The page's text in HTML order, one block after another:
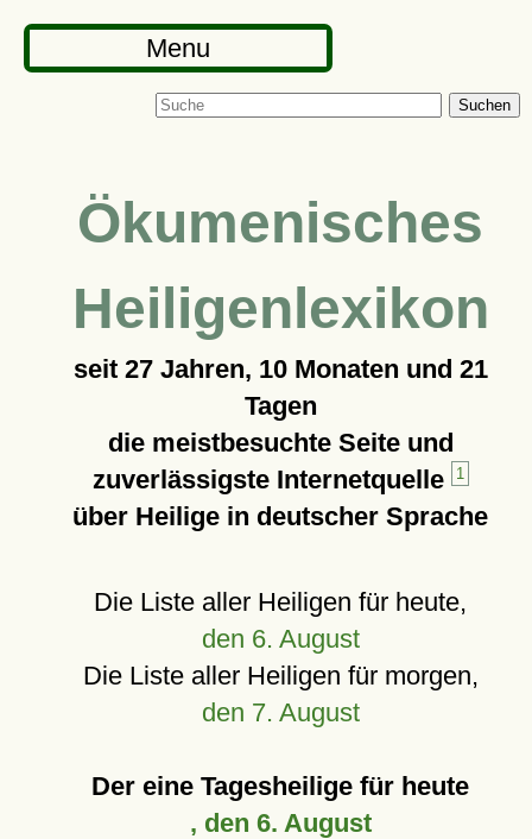
Menu
Suchen
Ökumenisches
Heiligenlexikon
seit 27 Jahren, 10 Monaten und 21
Tagen
die meistbesuchte Seite und
zuverlässigste Internetquelle
1
über Heilige in deutscher Sprache
Die Liste aller Heiligen für heute,
den 6. August
Die Liste aller Heiligen für morgen,
den 7. August
Der eine Tagesheilige für heute
, den 6. August